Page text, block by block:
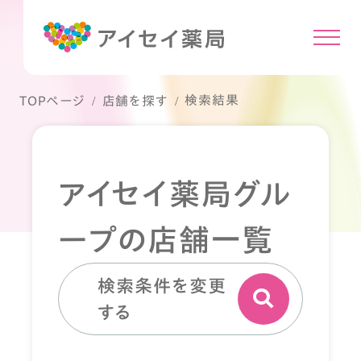
TOPページ 店舗を探す 検索結果
アイセイ薬局グル
ープの店舗一覧
検索条件を変更
する